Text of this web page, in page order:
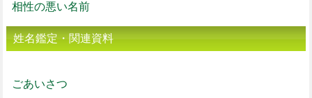
相性の悪い名前
姓名鑑定・関連資料
ごあいさつ